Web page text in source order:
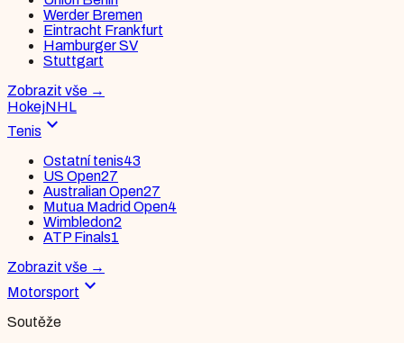
Werder Bremen
Eintracht Frankfurt
Hamburger SV
Stuttgart
Zobrazit vše →
HokejNHL
Tenis expand_more
Ostatní tenis43
US Open27
Australian Open27
Mutua Madrid Open4
Wimbledon2
ATP Finals1
Zobrazit vše →
Motorsport expand_more
Soutěže